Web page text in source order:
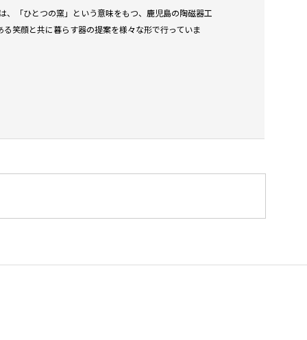
、「ひとつの窯」という意味をもつ、鹿児島の陶磁器工
る笑顔と共に暮らす器の提案を様々な形で行っていま